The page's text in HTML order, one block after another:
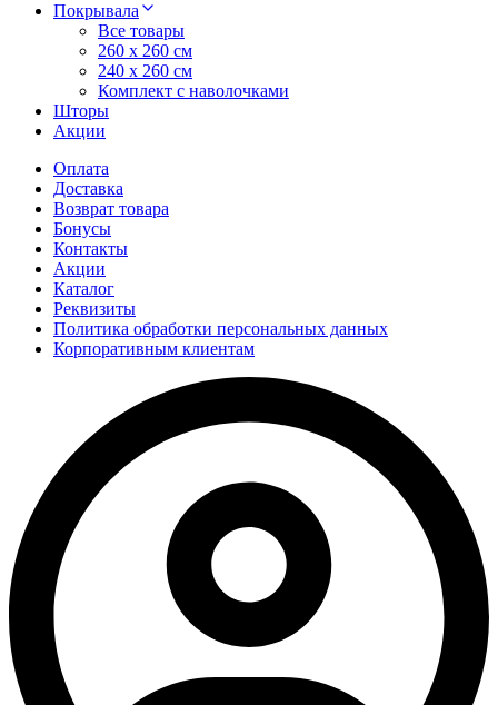
Покрывала
Все товары
260 x 260 см
240 х 260 см
Комплект с наволочками
Шторы
Акции
Оплата
Доставка
Возврат товара
Бонусы
Контакты
Акции
Каталог
Реквизиты
Политика обработки персональных данных
Корпоративным клиентам